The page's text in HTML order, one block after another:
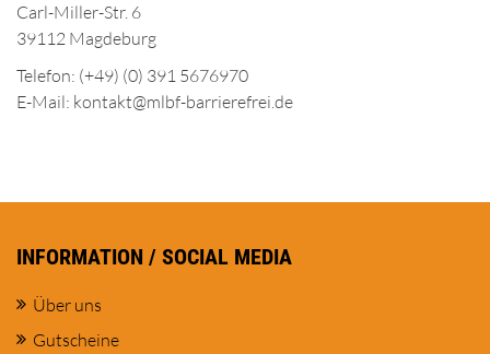
Carl-Miller-Str. 6
39112 Magdeburg
Telefon: (+49) (0) 391 5676970
E-Mail: kontakt@mlbf-barrierefrei.de
INFORMATION / SOCIAL MEDIA
Über uns
Gutscheine